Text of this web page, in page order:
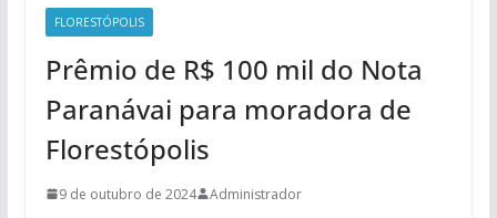
FLORESTÓPOLIS
Prêmio de R$ 100 mil do Nota
Paranávai para moradora de
Florestópolis
9 de outubro de 2024 Administrador